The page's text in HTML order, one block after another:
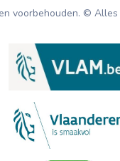
voorbehouden. © Alles